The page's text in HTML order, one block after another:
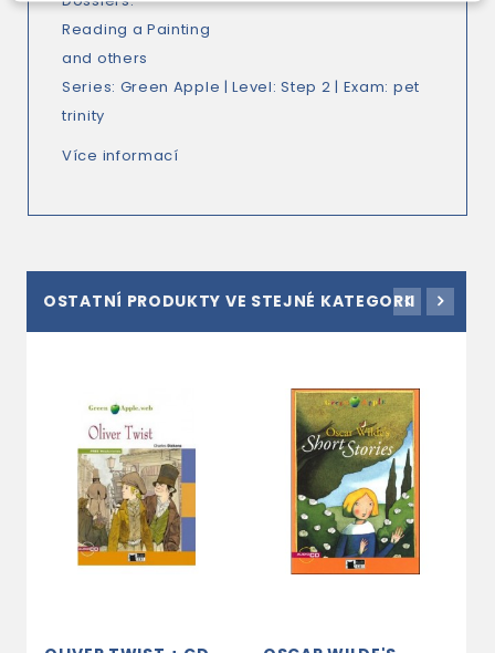
Reading a Painting
and others
Series: Green Apple | Level: Step 2 | Exam: pet
trinity
Více informací
OSTATNÍ PRODUKTY VE STEJNÉ KATEGORII